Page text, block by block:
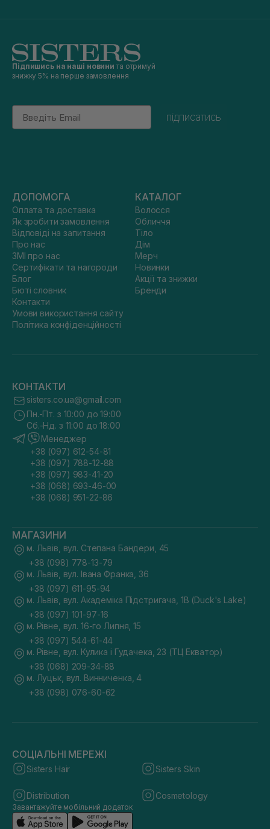
Підпишись на наші новини та отримуй
знижку 5% на перше замовлення
Email
підписатись
ДОПОМОГА
Оплата та доставка
Як зробити замовлення
Відповіді на запитання
Про нас
ЗМІ про нас
Сертифікати та нагороди
Блог
Бюті словник
Контакти
Умови використання сайту
Політика конфіденційності
КАТАЛОГ
Волосся
Обличчя
Тіло
Дім
Мерч
Новинки
Акції та знижки
Бренди
КОНТАКТИ
sisters.co.ua@gmail.com
Пн.-Пт. з 10:00 до 19:00
Сб.-Нд. з 11:00 до 18:00
Менеджер
+38 (097) 612-54-81
+38 (097) 788-12-88
+38 (097) 983-41-20
+38 (068) 693-46-00
+38 (068) 951-22-86
МАГАЗИНИ
м. Львів, вул. Степана Бандери, 45
+38 (098) 778-13-79
м. Львів, вул. Івана Франка, 36
+38 (097) 611-95-94
м. Львів, вул. Академіка Підстригача, 1В (Duck's Lake)
+38 (097) 101-97-16
м. Рівне, вул. 16-го Липня, 15
+38 (097) 544-61-44
м. Рівне, вул. Кулика і Гудачека, 23 (ТЦ Екватор)
+38 (068) 209-34-88
м. Луцьк, вул. Винниченка, 4
+38 (098) 076-60-62
СОЦІАЛЬНІ МЕРЕЖІ
Sisters Hair Sisters Skin
Distribution Cosmetology
Завантажуйте мобільний додаток